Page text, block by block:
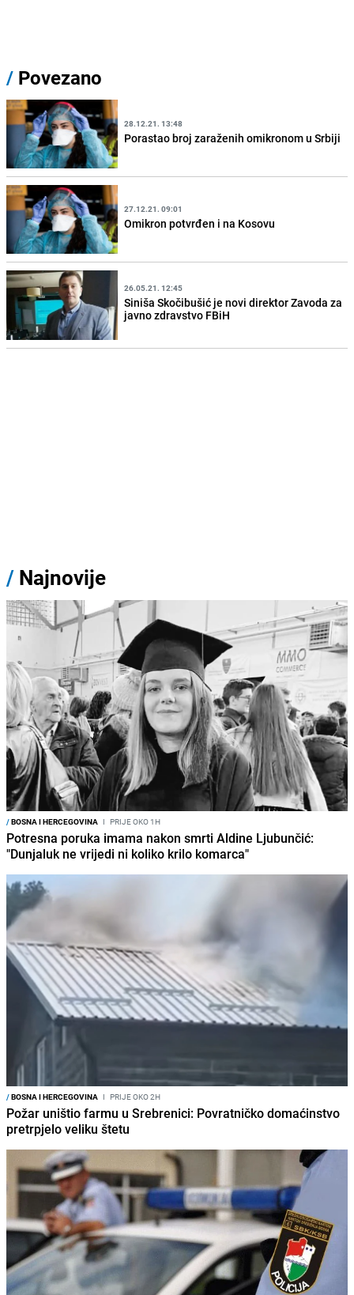
/ Povezano
28.12.21. 13:48
Porastao broj zaraženih omikronom u Srbiji
27.12.21. 09:01
Omikron potvrđen i na Kosovu
26.05.21. 12:45
Siniša Skočibušić je novi direktor Zavoda za
javno zdravstvo FBiH
/ Najnovije
/BOSNA I HERCEGOVINA I PRIJE OKO 1H
Potresna poruka imama nakon smrti Aldine Ljubunčić:
"Dunjaluk ne vrijedi ni koliko krilo komarca"
/BOSNA I HERCEGOVINA I PRIJE OKO 2H
Požar uništio farmu u Srebrenici: Povratničko domaćinstvo
pretrpjelo veliku štetu